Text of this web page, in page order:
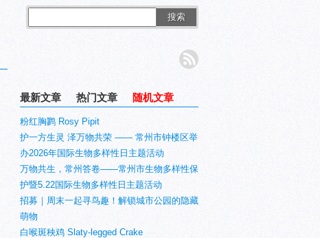
搜索
最新文章 热门文章 随机文章
粉红胸鹨 Rosy Pipit
护一方生灵 泽万物共荣 —— 常州市钟楼区举
办2026年国际生物多样性日主题活动
万物共生，常州答卷——常州市生物多样性保
护暨5.22国际生物多样性日主题活动
招募｜周末一起寻鸟趣！解锁城市公园的隐藏
萌物
白喉斑秧鸡 Slaty-legged Crake